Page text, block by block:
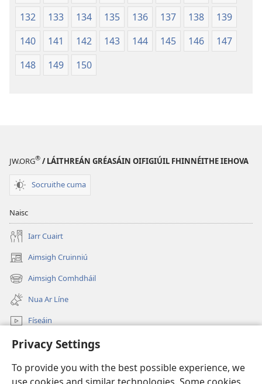
Privacy Settings
To provide you with the best possible experience, we
132
133 134 135 136 137 138
139
140
141 142 143 144 145 146
147
148
149 150
JW.ORG® / LÁITHREÁN GRÉASÁIN OIFIGIÚIL FHINNÉITHE IEHOVA
Socruithe cuma
Naisc
Iarr Cuairt
Aimsigh Cruinniú
(opens
new
window)
Aimsigh Comhdháil
(opens
new
window)
Nua Ar Líne
Físeáin
Cuardaigh
Síntiúis
(opens